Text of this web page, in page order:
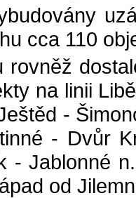
cca 110
rovněž
na linii
-
- Dvůr
- Jablonné
od